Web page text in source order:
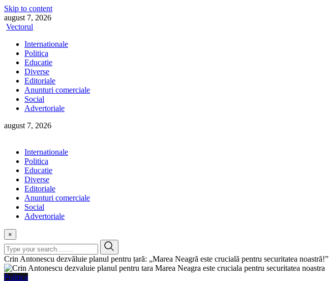
Skip to content
august 7, 2026
Vectorul
Internationale
Politica
Educatie
Diverse
Editoriale
Anunturi comerciale
Social
Advertoriale
august 7, 2026
Internationale
Politica
Educatie
Diverse
Editoriale
Anunturi comerciale
Social
Advertoriale
×
Crin Antonescu dezvăluie planul pentru țară: „Marea Neagră este crucială pentru securitatea noastră!”
Politica